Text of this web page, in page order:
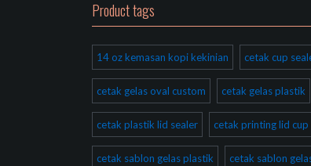
Product tags
14 oz kemasan kopi kekinian cetak cup
cetak gelas oval custom cetak gelas plastik
cetak plastik lid sealer cetak printing lid cup
cetak sablon gelas plastik cetak sablon